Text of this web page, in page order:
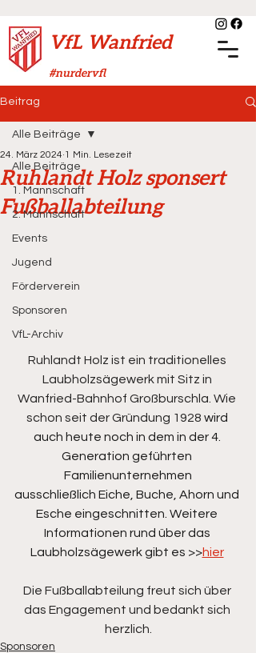
VfL Wanfried
#nurdervfl
Beitrag
Alle Beiträge
1. Mannschaft
2. Mannschaft
Events
Jugend
Förderverein
Sponsoren
VfL-Archiv
Alle Beiträge
Ruhlandt Holz sponsert
Fußballabteilung
24. März 2024 1 Min. Lesezeit
Ruhlandt Holz ist ein traditionelles
Laubholzsägewerk mit Sitz in
Wanfried-Bahnhof Großburschla. Wie
schon seit der Gründung 1928 wird
auch heute noch in dem in der 4.
Generation geführten
Familienunternehmen
ausschließlich Eiche, Buche, Ahorn und
Esche eingeschnitten. Weitere
Informationen rund über das
Laubholzsägewerk gibt es >>hier
Die Fußballabteilung freut sich über
das Engagement und bedankt sich
herzlich.
Sponsoren